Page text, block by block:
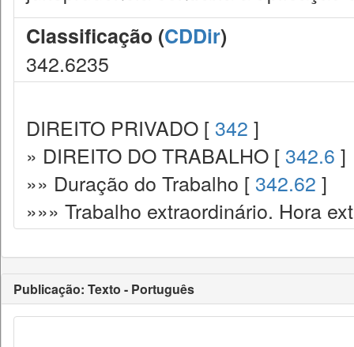
Classificação (CDDir)
342.6235
DIREITO PRIVADO [ 342 ]
» DIREITO DO TRABALHO [ 342.6 ]
»» Duração do Trabalho [ 342.62 ]
»»» Trabalho extraordinário. Hora
Publicação: Texto - Português